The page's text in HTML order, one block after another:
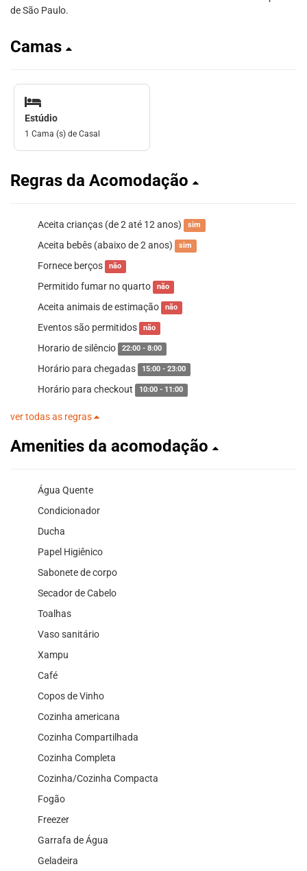
de São Paulo.
Camas
Estúdio
1 Cama (s) de Casal
Regras da Acomodação
Aceita crianças (de 2 até 12 anos) sim
Aceita bebês (abaixo de 2 anos) sim
Fornece berços não
Permitido fumar no quarto não
Aceita animais de estimação não
Eventos são permitidos não
Horario de silêncio 22:00 - 8:00
Horário para chegadas 15:00 - 23:00
Horário para checkout 10:00 - 11:00
ver todas as regras
Amenities da acomodação
Água Quente
Condicionador
Ducha
Papel Higiênico
Sabonete de corpo
Secador de Cabelo
Toalhas
Vaso sanitário
Xampu
Café
Copos de Vinho
Cozinha americana
Cozinha Compartilhada
Cozinha Completa
Cozinha/Cozinha Compacta
Fogão
Freezer
Garrafa de Água
Geladeira